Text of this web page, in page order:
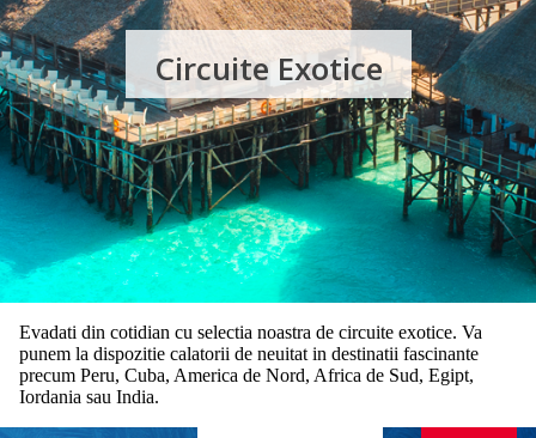
Circuite Exotice
Evadati din cotidian cu selectia noastra de circuite exotice. Va
punem la dispozitie calatorii de neuitat in destinatii fascinante
precum Peru, Cuba, America de Nord, Africa de Sud, Egipt,
Iordania sau India.